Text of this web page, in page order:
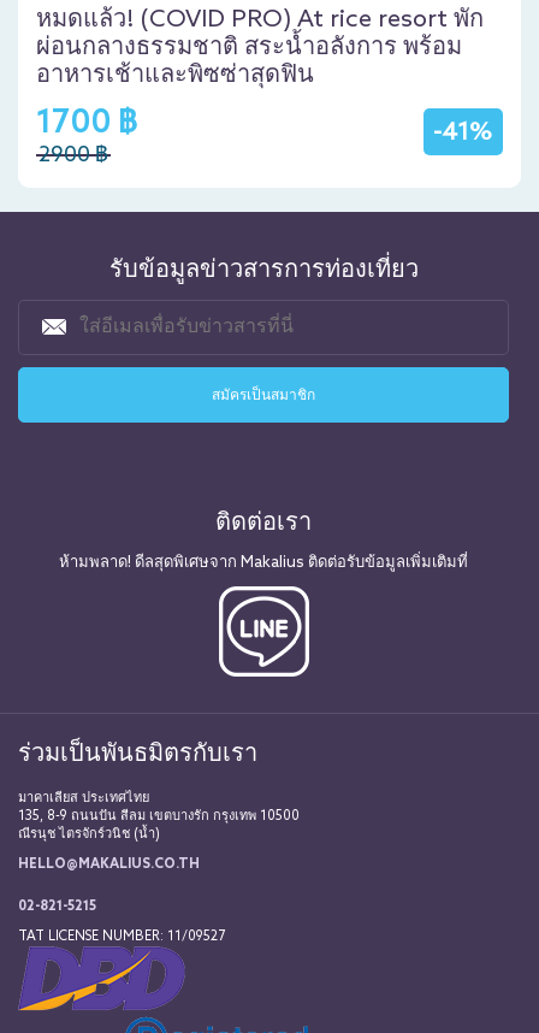
หมดแล้ว! (COVID PRO) At rice resort พัก
ผ่อนกลางธรรมชาติ สระน้ำอลังการ พร้อม
อาหารเช้าและพิซซ่าสุดฟิน
-41%
1700 ฿
2900 ฿
รับข้อมูลข่าวสารการท่องเที่ยว
ติดต่อเรา
ห้ามพลาด! ดีลสุดพิเศษจาก Makalius ติดต่อรับข้อมูลเพิ่มเติมที่
ร่วมเป็นพันธมิตรกับเรา
มาคาเลียส ประเทศไทย
135, 8-9 ถนนปัน สีลม เขตบางรัก กรุงเทพ 10500
ณีรนุช ไตรจักร์วนิช (น้ำ)
HELLO@MAKALIUS.CO.TH
02-821-5215
TAT LICENSE NUMBER: 11/09527